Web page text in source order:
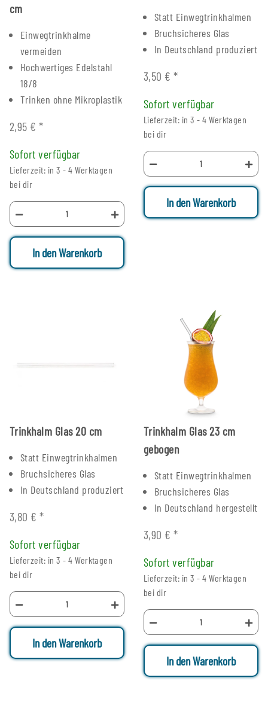
cm
Einwegtrinkhalme
vermeiden
Hochwertiges Edelstahl
18/8
Trinken ohne Mikroplastik
2,95 €*
Sofort verfügbar
Lieferzeit: in 3 - 4 Werktagen
bei dir
In den Warenkorb
Statt Einwegtrinkhalmen
Bruchsicheres Glas
In Deutschland produziert
3,50 €*
Sofort verfügbar
Lieferzeit: in 3 - 4 Werktagen
bei dir
In den Warenkorb
Trinkhalm Glas 20 cm
Statt Einwegtrinkhalmen
Bruchsicheres Glas
In Deutschland produziert
3,80 €*
Sofort verfügbar
Lieferzeit: in 3 - 4 Werktagen
bei dir
In den Warenkorb
Trinkhalm Glas 23 cm
gebogen
Statt Einwegtrinkhalmen
Bruchsicheres Glas
In Deutschland hergestellt
3,90 €*
Sofort verfügbar
Lieferzeit: in 3 - 4 Werktagen
bei dir
In den Warenkorb